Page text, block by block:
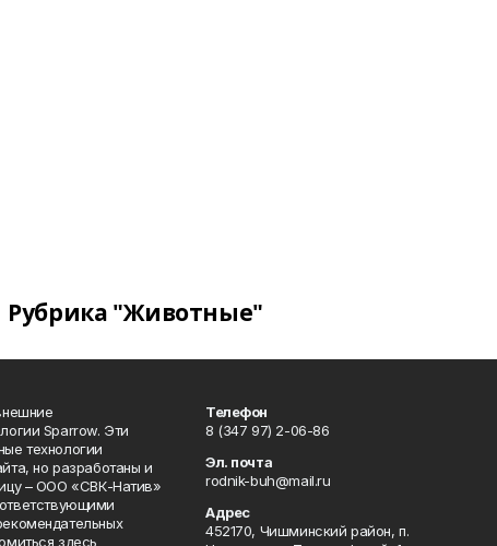
Рубрика "Животные"
Sparrow. Эти
технологии
но разработаны и
– ООО «СВК-Натив»
здесь
Телефон
8 (347 97) 2-06-86
Эл. почта
rodnik-buh@mail.ru
Адрес
452170, Чишминский район, п.